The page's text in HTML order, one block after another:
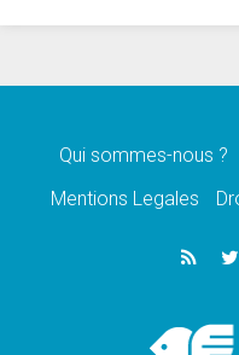
08.08.2026
08.08.2026
la victoire
des
Signis
catholiques
Qui sommes-nous ?
Mentions Legales